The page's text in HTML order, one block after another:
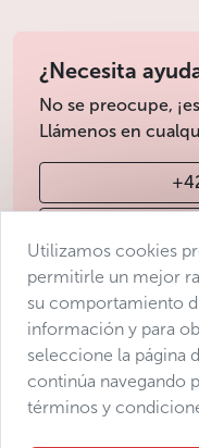
¿Necesita
No se preocupe,
Llámenos en
Condiciones de venta
Protección de datos
Declaración de
Manage consent
Utilizamos cookies
permitirle un mejor
su comportamiento
información y para
seleccione la página
continúa navegando
términos y